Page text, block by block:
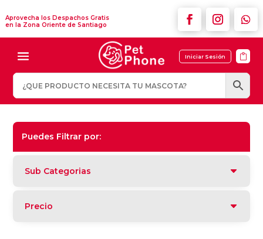
Aprovecha los Despachos Gratis
en la Zona Oriente de Santiago
Iniciar Sesión 
Puedes Filtrar por:
Sub Categorias
Precio